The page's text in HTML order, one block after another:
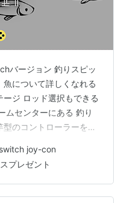
バージョン 釣りスピッ
について詳しくなれる
ジ ロッド選択もできる
ムセンターにある 釣り
のコントローラーを使
魚を釣りあげます。 魚
します。 そして引くリ
釣りあげられたら メダル
ョッピングセンター ゲ
joy-con
プレゼント